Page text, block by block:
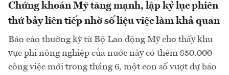
Chứng khoán Mỹ tăng mạnh, lập kỷ lục phiên
thứ bảy liên tiếp nhờ số liệu việc làm khả quan
Báo cáo thường kỳ từ Bộ Lao động Mỹ cho thấy khu
vực phi nông nghiệp của nước này có thêm 850.000
công việc mới trong tháng 6, một con số vượt dự báo